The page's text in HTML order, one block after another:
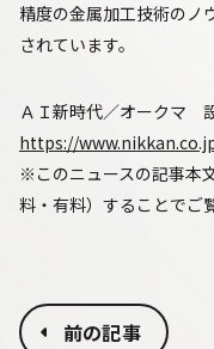
精度の金属加工技術のノ
されています。
ＡＩ新時代／オークマ
https://
※このニュースの記事本
料・有料）することでご
前の記事